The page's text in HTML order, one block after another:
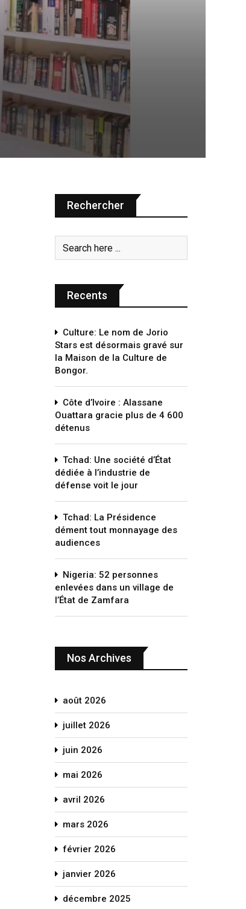
Rechercher
Recents
Culture: Le nom de Jorio
Stars est désormais gravé sur
la Maison de la Culture de
Bongor.
Côte d’Ivoire : Alassane
Ouattara gracie plus de 4 600
détenus
Tchad: Une société d’État
dédiée à l’industrie de
défense voit le jour
Tchad: La Présidence
dément tout monnayage des
audiences
Nigeria: 52 personnes
enlevées dans un village de
l’État de Zamfara
Nos Archives
août 2026
juillet 2026
juin 2026
mai 2026
avril 2026
mars 2026
février 2026
janvier 2026
décembre 2025